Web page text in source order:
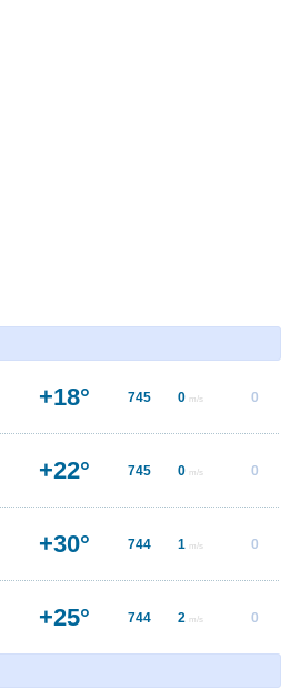
+18° 745 0 m/s 0
+22° 745 0 m/s 0
+30° 744 1 m/s 0
+25° 744 2 m/s 0